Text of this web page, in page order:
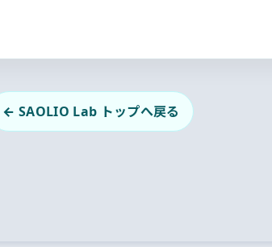
← SAOLIO Lab トップへ戻る